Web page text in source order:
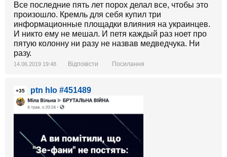
Все последние пять лет порох делал все, чтобы это
произошло. Кремль для себя купил три
информационные площадки влияния на украинцев.
И никто ему не мешал. И петя каждый раз ноет про
пятую колонну ни разу не назвав медведчука. Ни
разу.
14.06.2019 19:48 Відповісти Посилання
+35 ptn hlo #451489